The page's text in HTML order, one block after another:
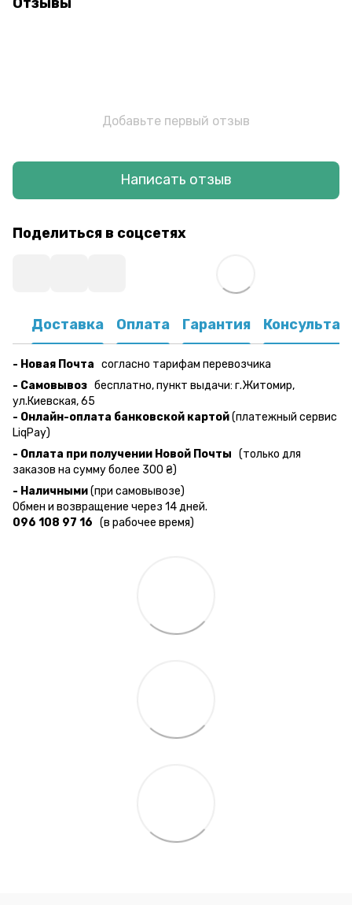
Добавьте первый отзыв
Написать отзыв
Поделиться в соцсетях
Доставка Оплата Гарантия
- Новая Почта согласно тарифам перевозчика
- Самовывоз бесплатно, пункт выдачи: г.Житомир,
ул.Киевская, 65
- Онлайн-оплата банковской картой(платежный сервис
LiqPay)
- Оплата при получении Новой Почты (только для
заказов на сумму более 300 ₴)
- Наличными(при самовывозе)
Обмен и возвращение через 14 дней.
096 108 97 16 (в рабочее время)